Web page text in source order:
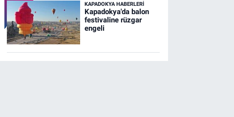
KAPADOKYA HABERLERI
Kapadokya'da balon
festivaline rüzgar
engeli